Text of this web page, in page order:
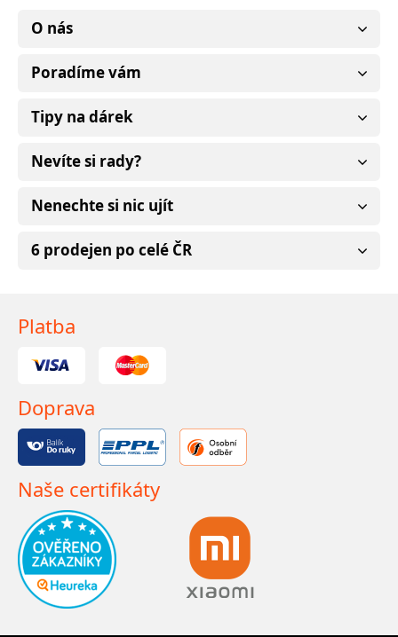
O nás
Poradíme vám
Tipy na dárek
Nevíte si rady?
Nenechte si nic ujít
6 prodejen po celé ČR
Platba
Doprava
Naše certifikáty